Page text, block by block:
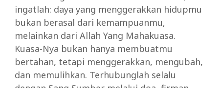
ingatlah: daya yang menggerakkan hidupmu
bukan berasal dari kemampuanmu,
melainkan dari Allah Yang Mahakuasa.
Kuasa-Nya bukan hanya membuatmu
bertahan, tetapi menggerakkan, mengubah,
dan memulihkan. Terhubunglah selalu